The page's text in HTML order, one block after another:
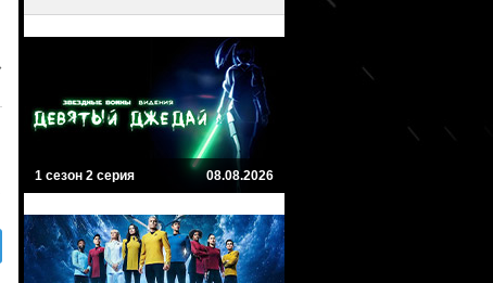
1 сезон 2 серия 08.08.2026